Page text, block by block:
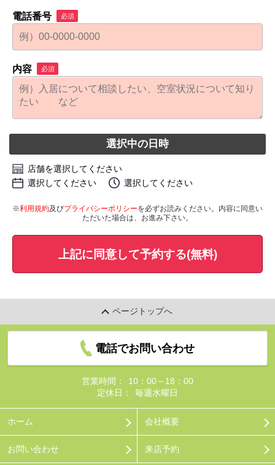
電話番号 必須
内容 必須
選択中の日時
店舗を選択してください
選択してください
選択してください
※利用規約及びプライバシーポリシーを必ずお読みください。内容に同意い
ただいた場合は、お進み下さい。
上記に同意して予約する(無料)
ページトップへ
電話でお問い合わせ
営業時間：
10：00～18：00
定休日：
毎週水曜日
ホーム 会社概要
お問い合わせ 来店予約